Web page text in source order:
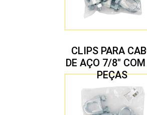
CLIPS PARA
DE AÇO 7/8″
PEÇAS